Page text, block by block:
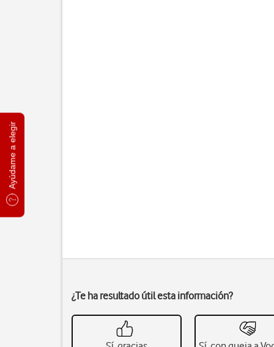
Ayúdame a elegir
¿Te ha resultado útil esta información?